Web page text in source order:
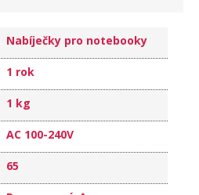
Nabíječky pro notebooky
1 rok
1 kg
AC 100-240V
65